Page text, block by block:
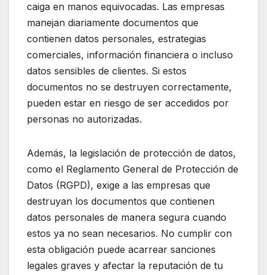
caiga en manos equivocadas. Las empresas
manejan diariamente documentos que
contienen datos personales, estrategias
comerciales, información financiera o incluso
datos sensibles de clientes. Si estos
documentos no se destruyen correctamente,
pueden estar en riesgo de ser accedidos por
personas no autorizadas.
Además, la legislación de protección de datos,
como el Reglamento General de Protección de
Datos (RGPD), exige a las empresas que
destruyan los documentos que contienen
datos personales de manera segura cuando
estos ya no sean necesarios. No cumplir con
esta obligación puede acarrear sanciones
legales graves y afectar la reputación de tu